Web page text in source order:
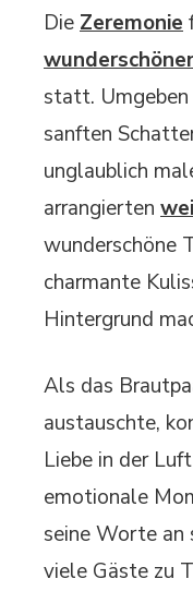
Die Zeremonie
statt. Umgeben
sanften
unglaublich
arrangierten
wunderschöne
charmante
Hintergrund
Als das
austauschte,
Liebe in der
emotionale
seine Worte an
viele Gäste zu